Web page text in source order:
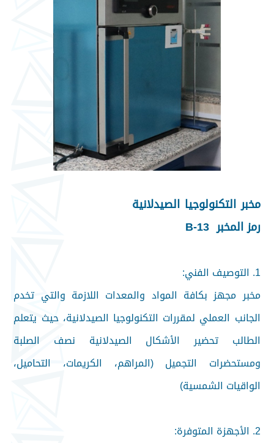
مخبر التكنولوجيا الصيدلانية
رمز المخبر B-13
1. التوصيف الفني:
مخبر مجهز بكافة المواد والمعدات اللازمة والتي تخدم
الجانب العملي لمقررات التكنولوجيا الصيدلانية، حيث يتعلم
الطالب تحضير الأشكال الصيدلانية نصف الصلبة
ومستحضرات التجميل (المراهم، الكريمات، التحاميل،
الواقيات الشمسية)
2. الأجهزة المتوفرة: